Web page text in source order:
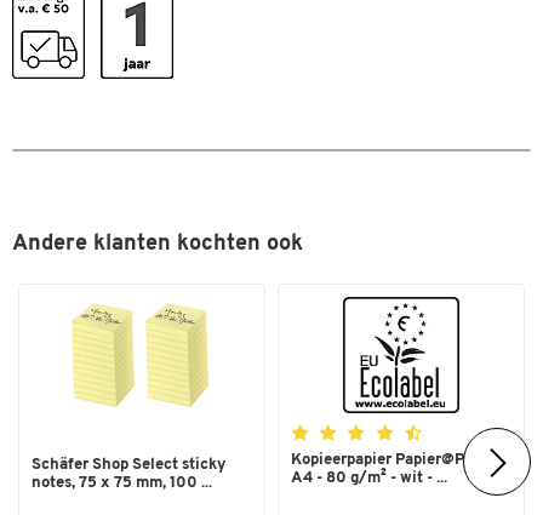
Watervast
Kleuren
Andere klanten kochten ook
Schäfer Shop Select sticky
notes, 75 x 75 mm, 100 ...
Kopieerpapier Papier@Print -
A4 - 80 g/m² - wit - ...